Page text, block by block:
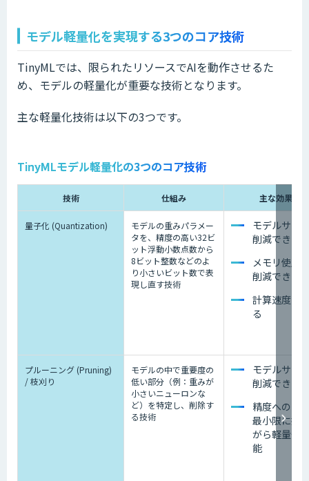
モデル軽量化を実現する3つのコア技術
TinyMLでは、限られたリソースでAIを動作させるた
め、モデルの軽量化が重要な技術となります。
主な軽量化技術は以下の3つです。
TinyMLモデル軽量化の3つのコア技術
技術 仕組み 主な効果
量子化 (Quantization)
モデルの重みパラメー
タを、精度の高い32ビ
ット浮動小数点数から
8ビット整数などのよ
り小さいビット数で表
現し直す技術
モデルサイ
削減できる
メモリ使用
削減できる
計算速度を
る
プルーニング (Pruning)
/ 枝刈り
モデルの中で重要度の
低い部分（例：重みが
小さいニューロンな
ど）を特定し、削除す
る技術
モデルサイ
削減できる
精度への影
最小限に抑
がら軽量化
能